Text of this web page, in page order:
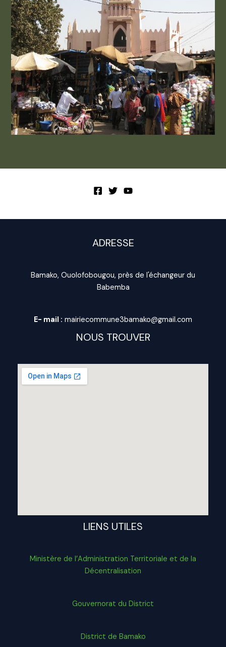
ADRESSE
Bamako, Ouolofobougou, près de l'échangeur du
Babemba
E- mail : mairiecommune3bamako@gmail.com
NOUS TROUVER
LIENS UTILES
Ministère de l’Administration Territoriale et de la
Décentralisation
Gouvernorat du District
District de Bamako